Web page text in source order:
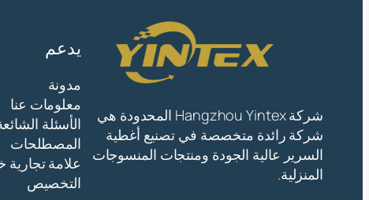
شركة Hangzhou Yintex المحدودة هي
شركة رائدة متخصصة في تصنيع أغطية
السرير عالية الجودة ومنتجات المنسوجات
المنزلية.
يدعم
مدونة
معلومات عنا
الأسئلة
المصطلحات
علامة تجارية
التخصيص